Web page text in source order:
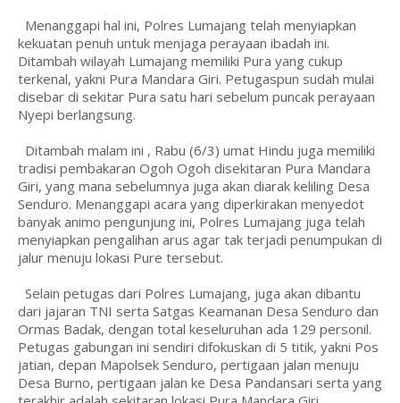
Menanggapi hal ini, Polres Lumajang telah menyiapkan
kekuatan penuh untuk menjaga perayaan ibadah ini.
Ditambah wilayah Lumajang memiliki Pura yang cukup
terkenal, yakni Pura Mandara Giri. Petugaspun sudah mulai
disebar di sekitar Pura satu hari sebelum puncak perayaan
Nyepi berlangsung.
Ditambah malam ini , Rabu (6/3) umat Hindu juga memiliki
tradisi pembakaran Ogoh Ogoh disekitaran Pura Mandara
Giri, yang mana sebelumnya juga akan diarak keliling Desa
Senduro. Menanggapi acara yang diperkirakan menyedot
banyak animo pengunjung ini, Polres Lumajang juga telah
menyiapkan pengalihan arus agar tak terjadi penumpukan di
jalur menuju lokasi Pure tersebut.
Selain petugas dari Polres Lumajang, juga akan dibantu
dari jajaran TNI serta Satgas Keamanan Desa Senduro dan
Ormas Badak, dengan total keseluruhan ada 129 personil.
Petugas gabungan ini sendiri difokuskan di 5 titik, yakni Pos
jatian, depan Mapolsek Senduro, pertigaan jalan menuju
Desa Burno, pertigaan jalan ke Desa Pandansari serta yang